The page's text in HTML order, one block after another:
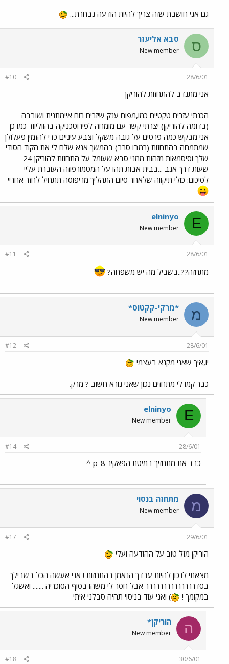
גם אני חושבת שזה צריך להיות הודעה נבחרת...
ס סבא אליעזר
New member
28/6/01
#10
אני מתנדב להתחזות להוריקן
הכנתי עזרים טקטיים כמו,מפוח ענק שיזרים רוח איימתנית ושובבה
(בדומה להוריקן) יצרתי קשר עם מומחה לפירוטכניקה בהווליווד כמו כן
אני מבקש כמה פרטים על גובה משקל וצבע עיניים כדי להזמין פעלולן
שמתמחה בהתחזות (רמבו סרב) בהמשך אנא שלח לי את הקוד הסודי
שלך וסיסמאות מזהות ממני סבא שעומל על התחזות להוריקן 24
שעות דרך אגב ...בבית אבות תהו על המטמורפוזה העוברת עליי
לסיכום: כולי תיקווה שלאחר סיום התהליך מריפוסה תתחיל לחזר אחריי
E
elninyo
New member
28/6/01
#11
מתחזה??..בשביל מה יש משפחה?
מ *מרקי-קקטוס*
New member
28/6/01
#12
יו,איך שאני מקנא בעצמי
כבר קמו לי מתחזים נכון שאני נורא חשוב ? מרק.
E
elninyo
New member
28/6/01
#14
כבד את מתחזיך במיטת הפאקיר 8-p ^
מ מתחזה בנסוי
New member
29/6/01
#17
הוריקן מזל טוב על ההודעה ועלי
מצאתי לנכון להיות עבדך הנאמן בהתחזות ! אני אעשה הכל בשבילך
בסדרררררררררררררר אבל חסר לי משהו בסוף הסוכריה ....... ואשגל
במקומך !
) ואני עוד בניסוי תהיה סבלני איתי
ה הוריקן*
New member
30/6/01
#18